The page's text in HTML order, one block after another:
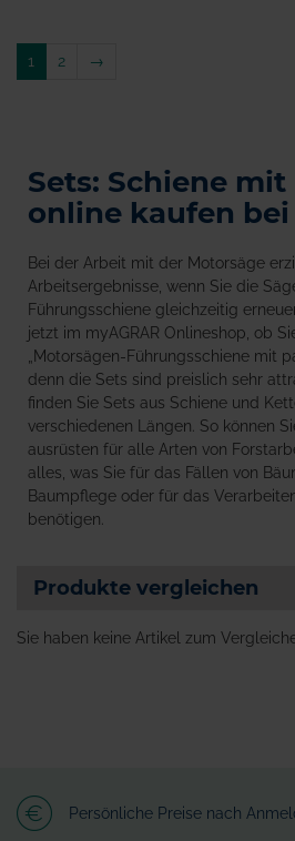
1 2 Weiter
→
Sets: Schiene
online kaufen bei
Bei der Arbeit mit der Motorsäge
Arbeitsergebnisse, wenn Sie die
Führungsschiene gleichzeitig
jetzt im myAGRAR Onlineshop, ob
„Motorsägen-Führungsschiene mit
denn die Sets sind preislich sehr
finden Sie Sets aus Schiene und
verschiedenen Längen. So können
ausrüsten für alle Arten von
alles, was Sie für das Fällen von
Baumpflege oder für das
benötigen.
Produkte vergleichen
Sie haben keine Artikel zum
Persönliche Preise nach